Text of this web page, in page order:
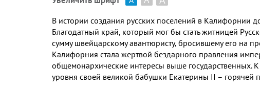
В истории создания русских поселений в Калифорнии
Благодатный край, который мог бы стать житницей
сумму швейцарскому авантюристу, бросившему его на
Калифорния стала жертвой бездарного правления
общемонархические интересы выше государственных.
уровня своей великой бабушки Екатерины II – горячей